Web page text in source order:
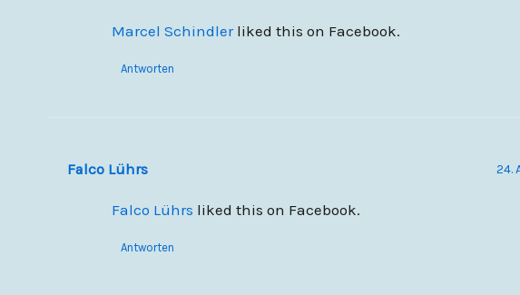
Marcel Schindlerliked this on Facebook.
Antworten
Falco Lührs 24.
Falco Lührs liked this on Facebook.
Antworten